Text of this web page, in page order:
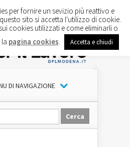
DI NAVIGAZIONE
per fornire un sevizio più reattivo e
sito si accetta l'utilizzo di cookie.
cookies utilizzati e come eliminarli o
pagina cookies Accetta e chiudi